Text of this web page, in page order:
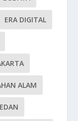
ERA DIGITAL
ALAM